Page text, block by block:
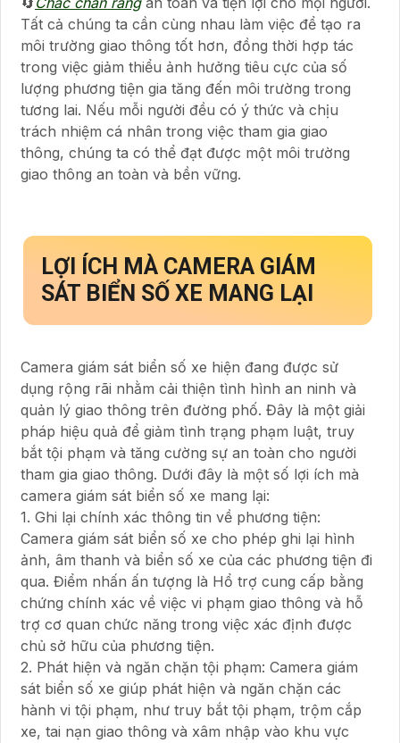
Tất cả chúng ta cần cùng nhau làm việc để tạo ra
môi trường giao thông tốt hơn, đồng thời hợp tác
trong việc giảm thiểu ảnh hưởng tiêu cực của số
lượng phương tiện gia tăng đến môi trường trong
tương lai. Nếu mỗi người đều có ý thức và chịu
trách nhiệm cá nhân trong việc tham gia giao
thông, chúng ta có thể đạt được một môi trường
giao thông an toàn và bền vững.
LỢI ÍCH MÀ CAMERA GIÁM
SÁT BIỂN SỐ XE MANG LẠI
Camera giám sát biển số xe hiện đang được sử
dụng rộng rãi nhằm cải thiện tình hình an ninh và
quản lý giao thông trên đường phố. Đây là một giải
pháp hiệu quả để giảm tình trạng phạm luật, truy
bắt tội phạm và tăng cường sự an toàn cho người
tham gia giao thông. Dưới đây là một số lợi ích mà
camera giám sát biển số xe mang lại:
1. Ghi lại chính xác thông tin về phương tiện:
Camera giám sát biển số xe cho phép ghi lại hình
ảnh, âm thanh và biển số xe của các phương tiện đi
qua. Điểm nhấn ấn tượng là Hổ trợ cung cấp bằng
chứng chính xác về việc vi phạm giao thông và hỗ
trợ cơ quan chức năng trong việc xác định được
chủ sở hữu của phương tiện.
2. Phát hiện và ngăn chặn tội phạm: Camera giám
sát biển số xe giúp phát hiện và ngăn chặn các
hành vi tội phạm, như truy bắt tội phạm, trộm cắp
xe, tai nạn giao thông và xâm nhập vào khu vực